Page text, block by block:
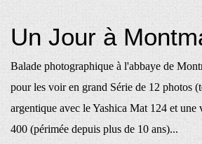
Un Jour à
Balade photographique à l'abbaye de
pour les voir en grand Série de 12 photos
argentique avec le Yashica Mat 124 et
400 (périmée depuis plus de 10 ans)...